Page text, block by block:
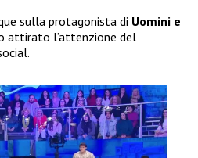
sulla protagonista di Uomini e
attirato l’attenzione del